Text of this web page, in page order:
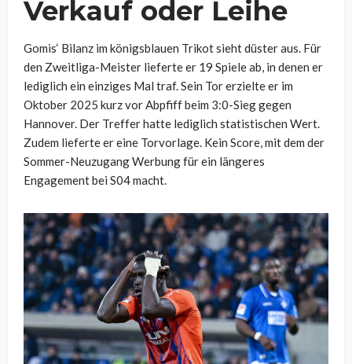
Verkauf oder Leihe
Gomis‘ Bilanz im königsblauen Trikot sieht düster aus. Für
den Zweitliga-Meister lieferte er 19 Spiele ab, in denen er
lediglich ein einziges Mal traf. Sein Tor erzielte er im
Oktober 2025 kurz vor Abpfiff beim 3:0-Sieg gegen
Hannover. Der Treffer hatte lediglich statistischen Wert.
Zudem lieferte er eine Torvorlage. Kein Score, mit dem der
Sommer-Neuzugang Werbung für ein längeres
Engagement bei S04 macht.